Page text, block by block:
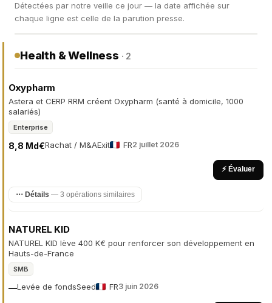
Détectées par notre veille ce jour — la date affichée sur
chaque ligne est celle de la parution presse.
Health & Wellness · 2
Oxypharm
Astera et CERP RRM créent Oxypharm (santé à domicile, 1000
salariés)
Enterprise
Rachat / M&A
8,8 Md€ Exit FR2 juillet 2026
⚡ Évaluer
⋯ Détails — 3 opérations similaires
NATUREL KID
NATUREL KID lève 400 K€ pour renforcer son développement en
Hauts-de-France
SMB
Levée de fonds
— Seed FR3 juin 2026